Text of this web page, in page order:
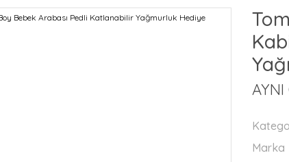
AYNI
Marka